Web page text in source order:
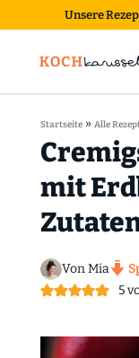
Unsere
Startseite» Alle
mit
Von Mia
5